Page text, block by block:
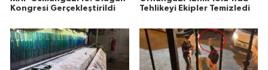
Kongresi Gerçekleştirildi
Tehlikeyi Ekipler Temizledi